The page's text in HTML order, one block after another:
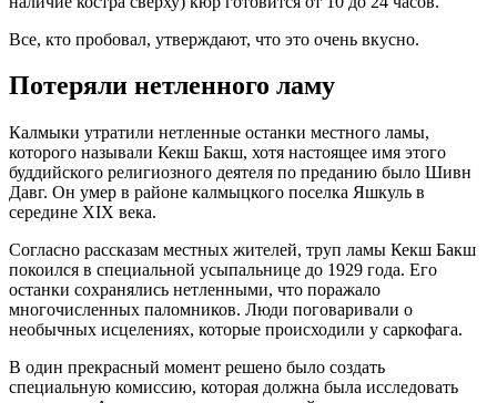
Все, кто пробовал, утверждают, что это очень вкусно.
Потеряли нетленного ламу
Калмыки утратили нетленные останки местного ламы,
которого называли Кекш Бакш, хотя настоящее имя этого
буддийского религиозного деятеля по преданию было Шивн
Давг. Он умер в районе калмыцкого поселка Яшкуль в
середине XIX века.
Согласно рассказам местных жителей, труп ламы Кекш Бакш
покоился в специальной усыпальнице до 1929 года. Его
останки сохранялись нетленными, что поражало
многочисленных паломников. Люди поговаривали о
необычных исцелениях, которые происходили у саркофага.
В один прекрасный момент решено было создать
специальную комиссию, которая должна была исследовать